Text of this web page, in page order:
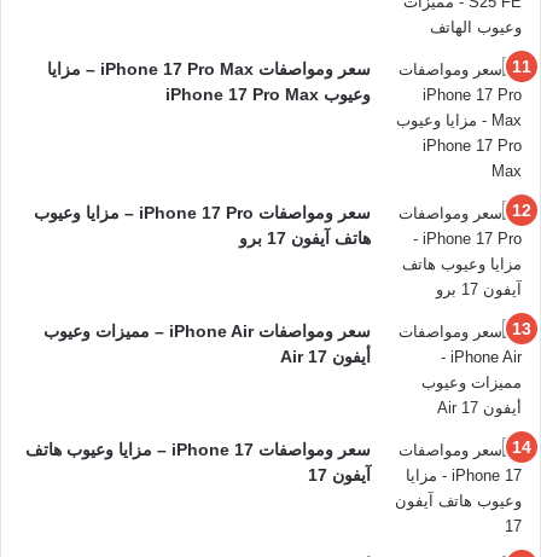
سعر ومواصفات iPhone 17 Pro Max – مزايا
وعيوب iPhone 17 Pro Max
سعر ومواصفات iPhone 17 Pro – مزايا وعيوب
هاتف آيفون 17 برو
سعر ومواصفات iPhone Air – مميزات وعيوب
أيفون 17 Air
سعر ومواصفات iPhone 17 – مزايا وعيوب هاتف
آيفون 17